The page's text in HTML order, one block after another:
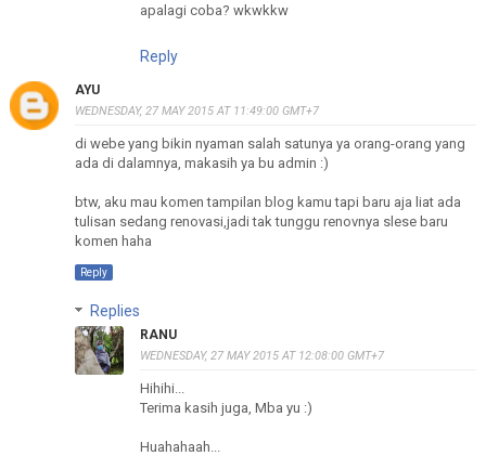
apalagi coba? wkwkkw
Reply
AYU
WEDNESDAY, 27 MAY 2015 AT 11:49:00 GMT+7
di webe yang bikin nyaman salah satunya ya orang-orang yang
ada di dalamnya, makasih ya bu admin :)
btw, aku mau komen tampilan blog kamu tapi baru aja liat ada
tulisan sedang renovasi,jadi tak tunggu renovnya slese baru
komen haha
Reply
Replies
RANU
WEDNESDAY, 27 MAY 2015 AT 12:08:00 GMT+7
Hihihi...
Terima kasih juga, Mba yu :)
Huahahaah...